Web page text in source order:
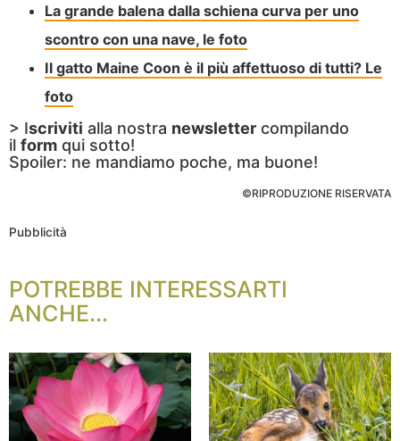
La grande balena dalla schiena curva per uno
scontro con una nave, le foto
Il gatto Maine Coon è il più affettuoso di tutti? Le
foto
> Iscriviti alla nostra newsletter compilando
il form qui sotto!
Spoiler: ne mandiamo poche, ma buone!
©RIPRODUZIONE RISERVATA
Pubblicità
POTREBBE INTERESSARTI
ANCHE...